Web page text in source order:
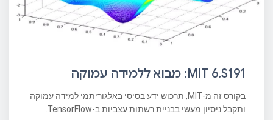
MIT 6.S191: מבוא ללמידה עמוקה
בקורס זה מ-MIT, תרכוש ידע בסיסי באלגוריתמי למידה עמוקה
ותקבל ניסיון מעשי בבניית רשתות עצביות ב-TensorFlow.